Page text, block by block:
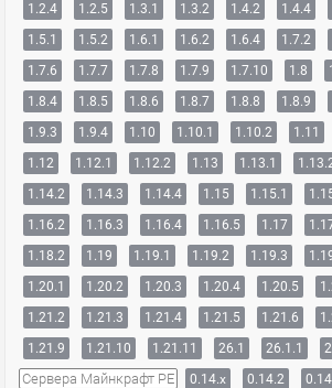
1.2.4
1.2.5 1.3.1 1.3.2 1.4.2 1.4.4
1.5.1
1.5.2 1.6.1 1.6.2 1.6.4 1.7.2
1.7.6
1.7.7 1.7.8 1.7.9 1.7.10 1.8
1.8.4
1.8.5 1.8.6 1.8.7 1.8.8 1.8.9
1.9.3
1.9.4 1.10 1.10.1 1.10.2 1.11
1.12
1.12.1 1.12.2 1.13 1.13.1
1.14.2
1.14.3 1.14.4 1.15 1.15.1
1.16.2
1.16.3 1.16.4 1.16.5 1.17
1.18.2
1.19 1.19.1 1.19.2 1.19.3
1.20.1
1.20.2 1.20.3 1.20.4 1.20.5
1.21.2
1.21.3 1.21.4 1.21.5 1.21.6
1.21.9
1.21.10 1.21.11 26.1 26.1.1
Сервера Майнкрафт PE 0.14.x 0.14.2